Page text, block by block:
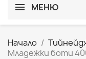
МЕНЮ
Начало
Младежки боти